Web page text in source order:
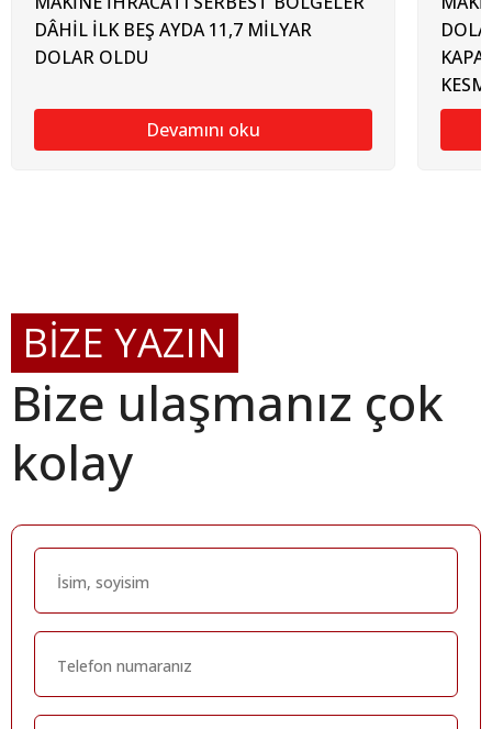
DÂHİL İLK BEŞ AYDA 11,7 MİLYAR
DOLAR OLDU
Devamını oku
BİZE YAZIN
Bize ulaşmanız çok
kolay